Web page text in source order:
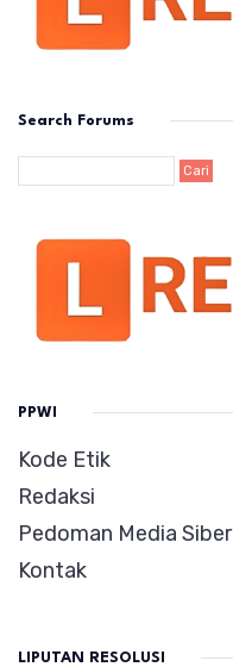
Search Forums
PPWI
Kode Etik
Redaksi
Pedoman Media Siber
Kontak
LIPUTAN RESOLUSI